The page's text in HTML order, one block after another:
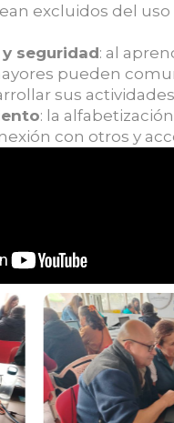
excluidos del
seguridad: al
pueden
sus
: la
con otros y